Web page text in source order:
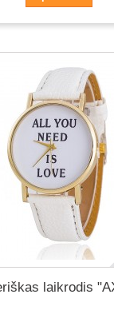
laikrodis